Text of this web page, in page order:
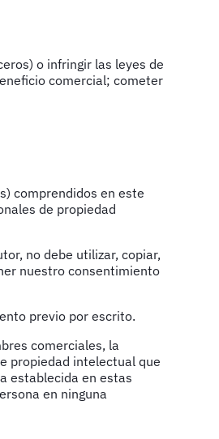
o infringir las leyes de
comercial; cometer
comprendidos en este
de propiedad
no debe utilizar, copiar,
nuestro consentimiento
previo por escrito.
comerciales, la
propiedad intelectual que
establecida en estas
en ninguna